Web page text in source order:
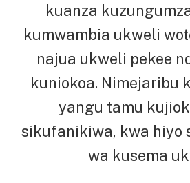
kuanza
kumwambia ukweli
najua ukweli pekee
kuniokoa. Nimejaribu
yangu tamu
sikufanikiwa, kwa hiyo
wa kusema